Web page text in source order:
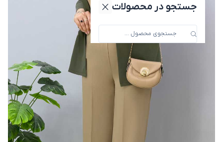
جستجو در محصولات